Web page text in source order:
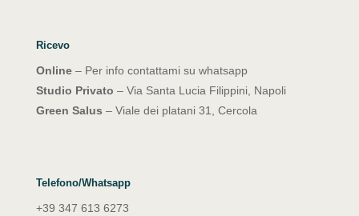
Ricevo
Online– Per info contattami su whatsapp
Studio Privato – Via Santa Lucia Filippini, Napoli
Green Salus – Viale dei platani 31, Cercola
Telefono/Whatsapp
+39 347 613 6273